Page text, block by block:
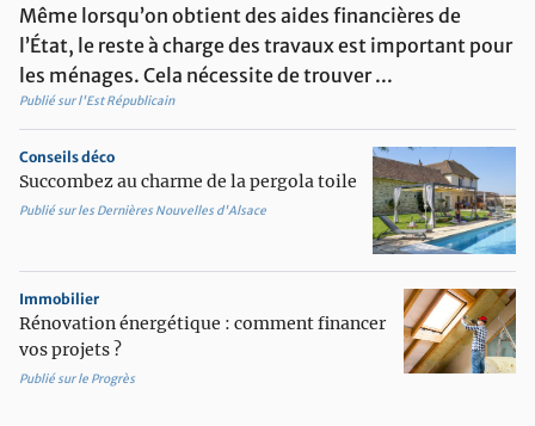
potted_plant Aménager son extérieur
contact_support Etre conseillé
imagesearch_roller Equiper et décorer son intérieur
Même lorsqu’on obtient des aides financières de
l’État, le reste à charge des travaux est important pour
les ménages. Cela nécessite de trouver ...
Publié sur l'Est Républicain
Conseils déco
Succombez au charme de la pergola toile
Publié sur les Dernières Nouvelles d'Alsace
Immobilier
Rénovation énergétique : comment financer
vos projets ?
Publié sur le Progrès